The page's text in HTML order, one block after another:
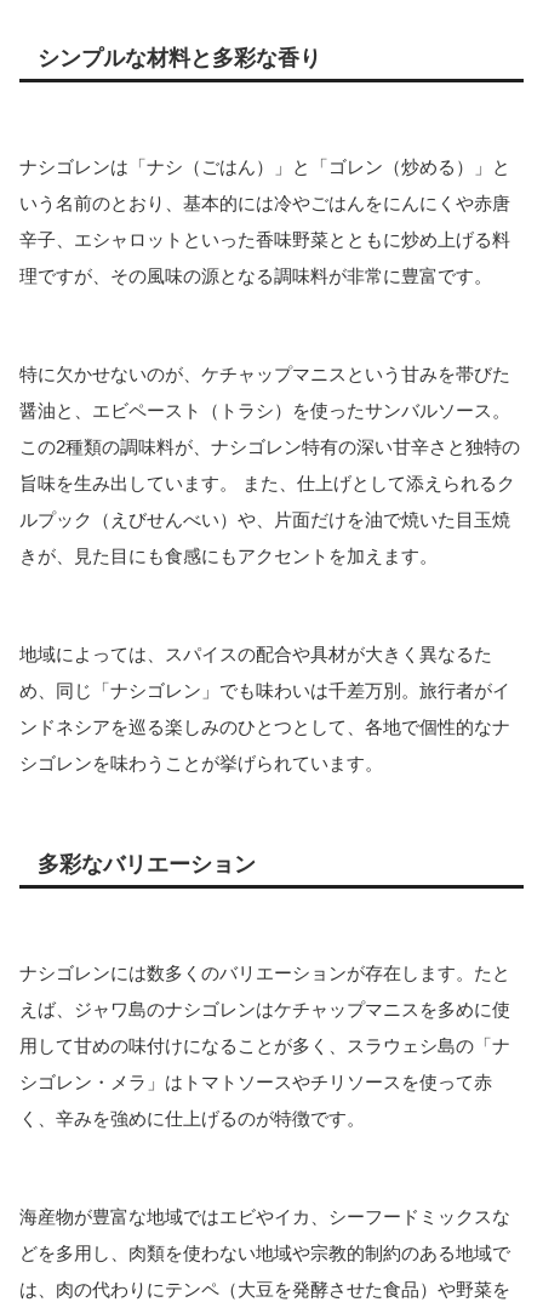
シンプルな材料と多彩な香り
ナシゴレンは「ナシ（ごはん）」と「ゴレン（炒める）」と
いう名前のとおり、基本的には冷やごはんをにんにくや赤唐
辛子、エシャロットといった香味野菜とともに炒め上げる料
理ですが、その風味の源となる調味料が非常に豊富です。
特に欠かせないのが、ケチャップマニスという甘みを帯びた
醤油と、エビペースト（トラシ）を使ったサンバルソース。
この2種類の調味料が、ナシゴレン特有の深い甘辛さと独特の
旨味を生み出しています。 また、仕上げとして添えられるク
ルプック（えびせんべい）や、片面だけを油で焼いた目玉焼
きが、見た目にも食感にもアクセントを加えます。
地域によっては、スパイスの配合や具材が大きく異なるた
め、同じ「ナシゴレン」でも味わいは千差万別。旅行者がイ
ンドネシアを巡る楽しみのひとつとして、各地で個性的なナ
シゴレンを味わうことが挙げられています。
多彩なバリエーション
ナシゴレンには数多くのバリエーションが存在します。たと
えば、ジャワ島のナシゴレンはケチャップマニスを多めに使
用して甘めの味付けになることが多く、スラウェシ島の「ナ
シゴレン・メラ」はトマトソースやチリソースを使って赤
く、辛みを強めに仕上げるのが特徴です。
海産物が豊富な地域ではエビやイカ、シーフードミックスな
どを多用し、肉類を使わない地域や宗教的制約のある地域で
は、肉の代わりにテンペ（大豆を発酵させた食品）や野菜を